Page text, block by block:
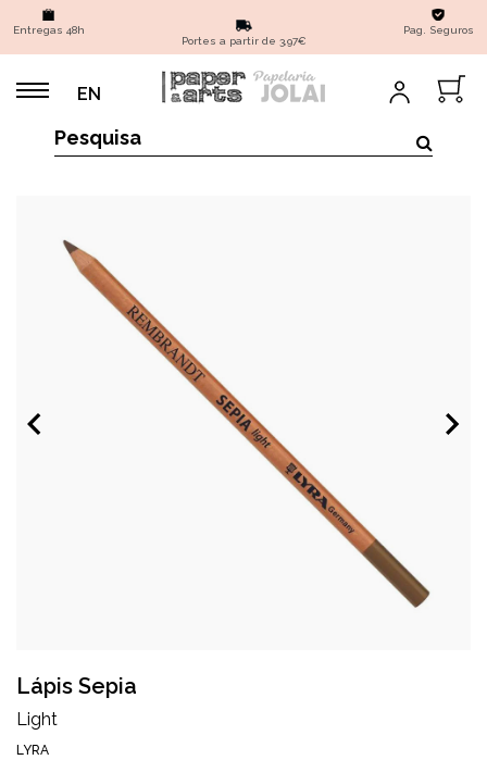
Entregas 48h
Portes a partir de 3,97€
Pag. Seguros
EN
Lápis Sepia
Light
LYRA